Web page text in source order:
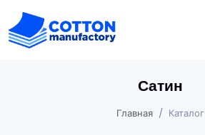
Сатин
Главная Каталог